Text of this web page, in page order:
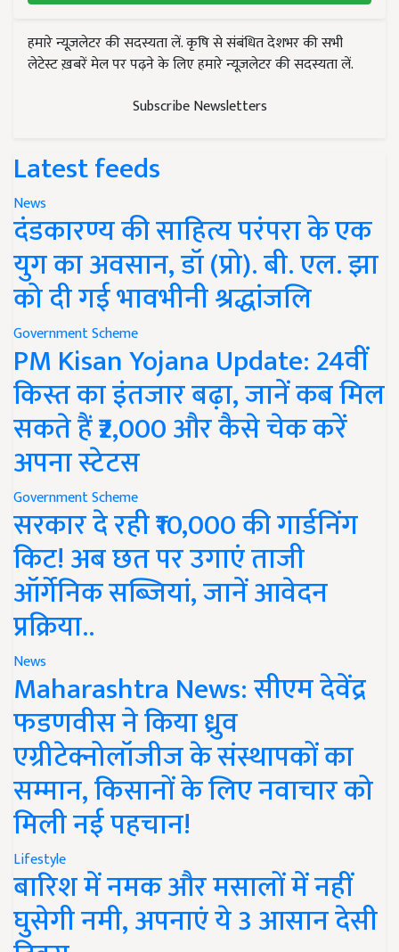
हमारे न्यूज़लेटर की सदस्यता लें. कृषि से संबंधित देशभर की सभी
लेटेस्ट ख़बरें मेल पर पढ़ने के लिए हमारे न्यूज़लेटर की सदस्यता लें.
Subscribe Newsletters
Latest feeds
News
दंडकारण्य की साहित्य परंपरा के एक
युग का अवसान, डॉ (प्रो). बी. एल. झा
को दी गई भावभीनी श्रद्धांजलि
Government Scheme
PM Kisan Yojana Update: 24वीं
किस्त का इंतजार बढ़ा, जानें कब मिल
सकते हैं ₹2,000 और कैसे चेक करें
अपना स्टेटस
Government Scheme
सरकार दे रही ₹10,000 की गार्डनिंग
किट! अब छत पर उगाएं ताजी
ऑर्गेनिक सब्जियां, जानें आवेदन
प्रक्रिया..
News
Maharashtra News: सीएम देवेंद्र
फडणवीस ने किया ध्रुव
एग्रीटेक्नोलॉजीज के संस्थापकों का
सम्मान, किसानों के लिए नवाचार को
मिली नई पहचान!
Lifestyle
बारिश में नमक और मसालों में नहीं
घुसेगी नमी, अपनाएं ये 3 आसान देसी